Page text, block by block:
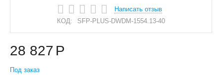
Написать отзыв
КОД:
SFP-PLUS-DWDM-1554.13-40
28 827 Р
Под заказ